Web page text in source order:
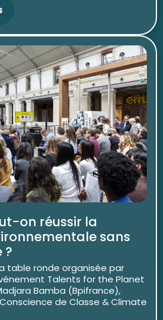
on réussir la
sans
?
table ronde organisée par
Talents for the Planet
Bamba (Bpifrance),
de Classe & Climate